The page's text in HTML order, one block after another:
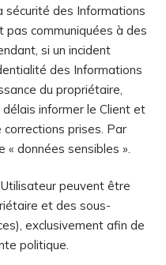
sécurité des Informations
pas communiquées à des
si un incident
des Informations
du propriétaire,
informer le Client et
corrections prises. Par
« données sensibles ».
peuvent être
et des sous-
exclusivement afin de
politique.